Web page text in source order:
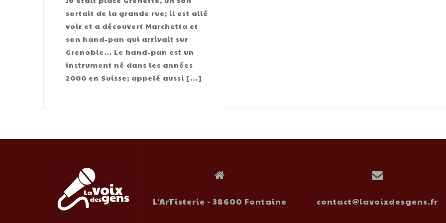
sortait de la grande rue; il est allé
voir et a découvert Marchetta et
son hand-pan qui arrivait sur
Grenoble… Le hand-pan est un
instrument né dans les années
2000 en Suisse; appelé aussi […]
L'ArTisterie - 38600 Fontaine contact@lavoixdesgens.fr